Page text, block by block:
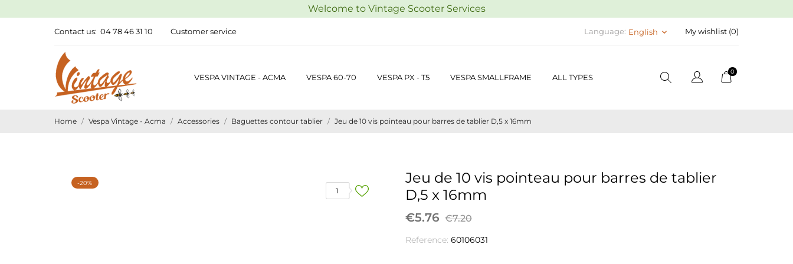
Welcome to Vintage Scooter Services
Contact us: 04 78 46 31 10 Customer service Language: English keyboard_arrow_down My wishlist (0)
VESPA VINTAGE - ACMA VESPA 60-70 VESPA PX - T5 VESPA SMALLFRAME ALL TYPES
0
Home Vespa Vintage - Acma Accessories Baguettes contour tablier Jeu de 10 vis pointeau pour barres de tablier D,5 x 16mm
1
-20%
Jeu de 10 vis pointeau pour barres de tablier
D,5 x 16mm
€5.76 €7.20
Reference: 60106031